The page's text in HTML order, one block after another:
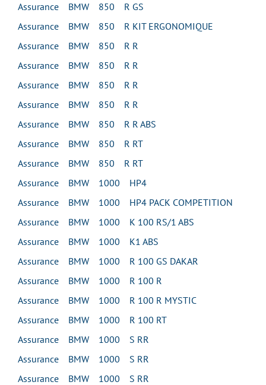
Assurance BMW 850 R GS
Assurance BMW 850 R KIT ERGONOMIQUE
Assurance BMW 850 R R
Assurance BMW 850 R R
Assurance BMW 850 R R
Assurance BMW 850 R R
Assurance BMW 850 R R ABS
Assurance BMW 850 R RT
Assurance BMW 850 R RT
Assurance BMW 1000 HP4
Assurance BMW 1000 HP4 PACK COMPETITION
Assurance BMW 1000 K 100 RS/1 ABS
Assurance BMW 1000 K1 ABS
Assurance BMW 1000 R 100 GS DAKAR
Assurance BMW 1000 R 100 R
Assurance BMW 1000 R 100 R MYSTIC
Assurance BMW 1000 R 100 RT
Assurance BMW 1000 S RR
Assurance BMW 1000 S RR
Assurance BMW 1000 S RR